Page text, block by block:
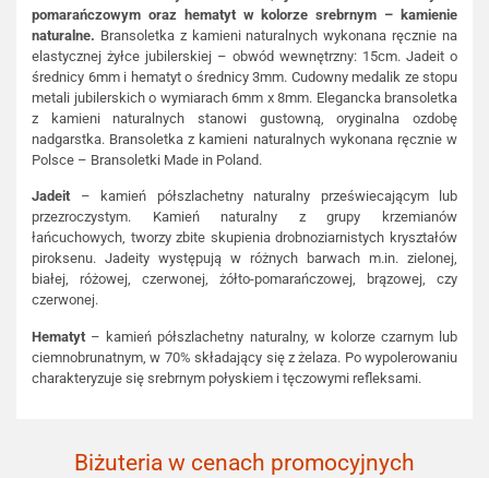
pomarańczowym oraz hematyt w kolorze srebrnym – kamienie
naturalne. Bransoletka z kamieni naturalnych wykonana ręcznie na
elastycznej żyłce jubilerskiej – obwód wewnętrzny: 15cm. Jadeit o
średnicy 6mm i hematyt o średnicy 3mm. Cudowny medalik ze stopu
metali jubilerskich o wymiarach 6mm x 8mm. Elegancka bransoletka
z kamieni naturalnych stanowi gustowną, oryginalna ozdobę
nadgarstka. Bransoletka z kamieni naturalnych wykonana ręcznie w
Polsce – Bransoletki Made in Poland.
Jadeit – kamień półszlachetny naturalny przeświecającym lub
przezroczystym. Kamień naturalny z grupy krzemianów
łańcuchowych, tworzy zbite skupienia drobnoziarnistych kryształów
piroksenu. Jadeity występują w różnych barwach m.in. zielonej,
białej, różowej, czerwonej, żółto-pomarańczowej, brązowej, czy
czerwonej.
Hematyt – kamień półszlachetny naturalny, w kolorze czarnym lub
ciemnobrunatnym, w 70% składający się z żelaza. Po wypolerowaniu
charakteryzuje się srebrnym połyskiem i tęczowymi refleksami.
Biżuteria w cenach promocyjnych